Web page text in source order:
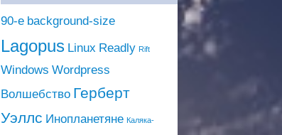
90-е background-size
Lagopus Linux Readly Rift
Windows Wordpress
Волшебство Герберт
Уэллс Инопланетяне Каляка-